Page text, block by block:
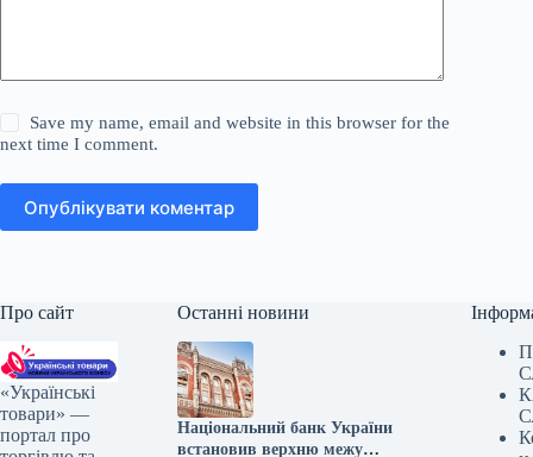
Save my name, email and website in this browser for the
next time I comment.
Опублікувати коментар
Про сайт
«Українські
товари» —
портал про
Останні новини
Національний банк України
встановив верхню межу